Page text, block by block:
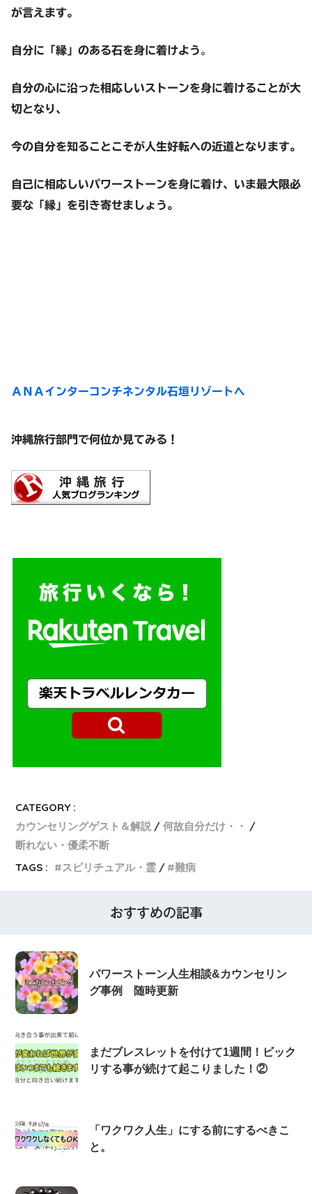
が言えます。
自分に「縁」のある石を身に着けよう。
自分の心に沿った相応しいストーンを身に着けることが大
切となり、
今の自分を知ることこそが人生好転への近道となります。
自己に相応しいパワーストーンを身に着け、いま最大限必
要な「縁」を引き寄せましょう。
ＡＮＡインターコンチネンタル石垣リゾートへ
沖縄旅行部門で何位か見てみる！
CATEGORY :
カウンセリングゲスト＆解説
何故自分だけ・・
断れない・優柔不断
TAGS :
スピリチュアル・霊 難病
おすすめの記事
パワーストーン人生相談&カウンセリン
グ事例 随時更新
まだブレスレットを付けて1週間！ビック
リする事が続けて起こりました！②
「ワクワク人生」にする前にするべきこ
と。